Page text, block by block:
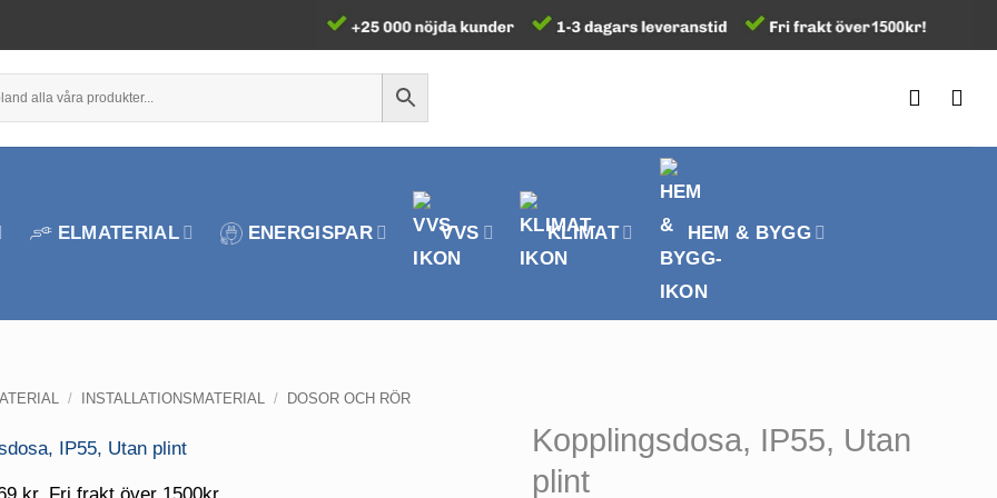
ELMATERIAL ENERGISPAR VVS KLIMAT HEM & BYGG
/ INSTALLATIONSMATERIAL / DOSOR OCH RÖR
Kopplingsdosa, IP55, Utan
plint